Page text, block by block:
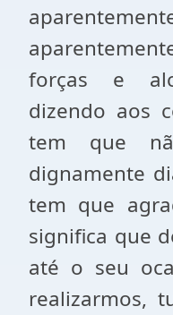
forças e
dizendo aos
tem que
dignamente
tem que
significa que
até o seu
realizarmos,